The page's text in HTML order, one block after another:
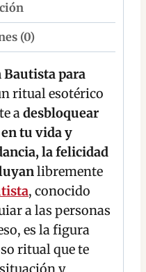
(0)
Bautista para
ritual esotérico
adesbloquear
tu vida y
la felicidad
libremente
, conocido
a las personas
es la figura
ritual que te